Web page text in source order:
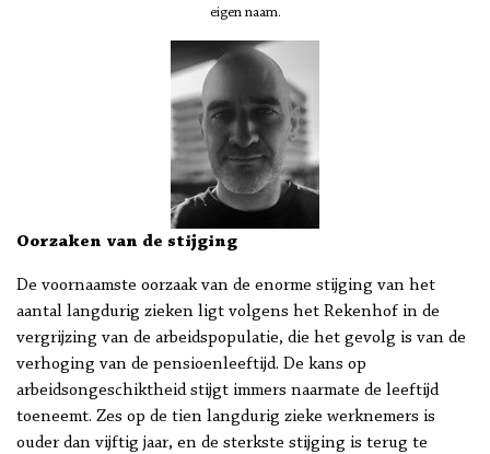
eigen naam.
Oorzaken van de stijging
De voornaamste oorzaak van de enorme stijging van het
aantal langdurig zieken ligt volgens het Rekenhof in de
vergrijzing van de arbeidspopulatie, die het gevolg is van de
verhoging van de pensioenleeftijd. De kans op
arbeidsongeschiktheid stijgt immers naarmate de leeftijd
toeneemt. Zes op de tien langdurig zieke werknemers is
ouder dan vijftig jaar, en de sterkste stijging is terug te